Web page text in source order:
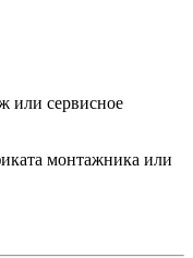
или сервисное
монтажника или